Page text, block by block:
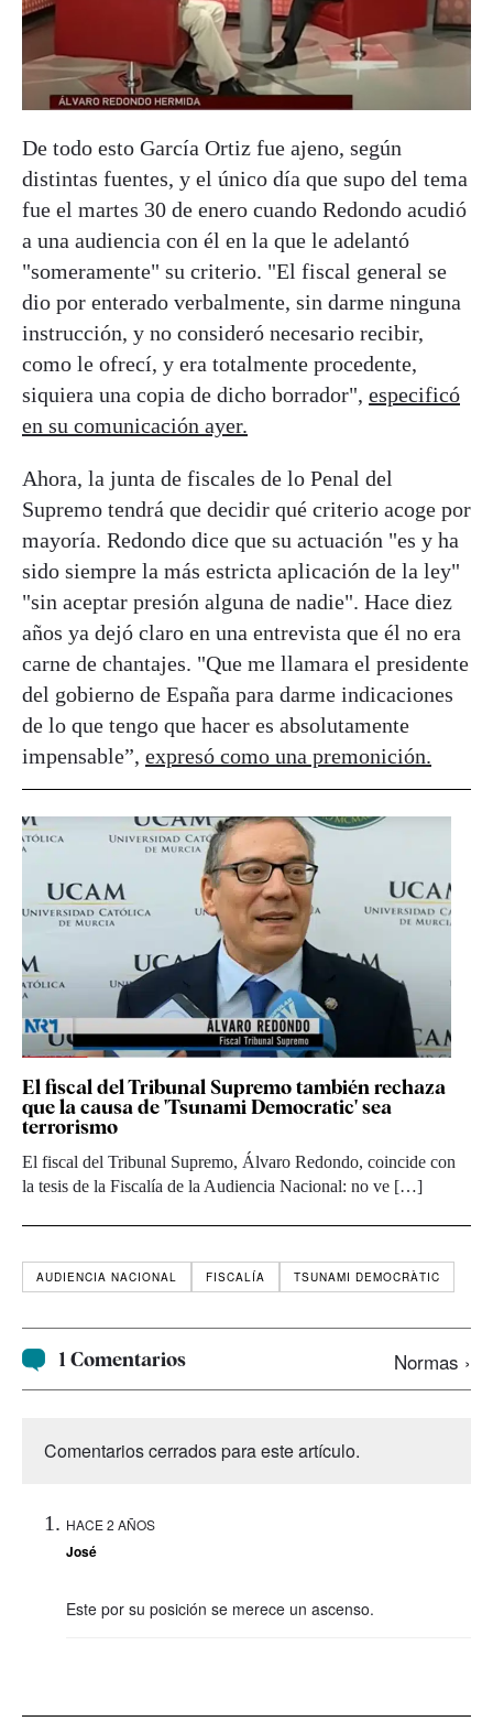
De todo esto García Ortiz fue ajeno, según
distintas fuentes, y el único día que supo del tema
fue el martes 30 de enero cuando Redondo acudió
a una audiencia con él en la que le adelantó
"someramente" su criterio. "El fiscal general se
dio por enterado verbalmente, sin darme ninguna
instrucción, y no consideró necesario recibir,
como le ofrecí, y era totalmente procedente,
siquiera una copia de dicho borrador", especificó
en su comunicación ayer.
Ahora, la junta de fiscales de lo Penal del
Supremo tendrá que decidir qué criterio acoge por
mayoría. Redondo dice que su actuación "es y ha
sido siempre la más estricta aplicación de la ley"
"sin aceptar presión alguna de nadie". Hace diez
años ya dejó claro en una entrevista que él no era
carne de chantajes. "Que me llamara el presidente
del gobierno de España para darme indicaciones
de lo que tengo que hacer es absolutamente
impensable”, expresó como una premonición.
El fiscal del Tribunal Supremo también rechaza
que la causa de 'Tsunami Democratic' sea
terrorismo
El fiscal del Tribunal Supremo, Álvaro Redondo, coincide con
la tesis de la Fiscalía de la Audiencia Nacional: no ve […]
AUDIENCIA NACIONAL FISCALÍA TSUNAMI DEMOCRÀTIC
1 Comentarios Normas ›
Comentarios cerrados para este artículo.
HACE 2 AÑOS
José
Este por su posición se merece un ascenso.